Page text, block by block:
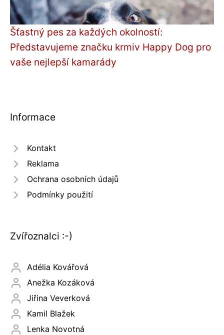
Šťastný pes za každých okolností:
Představujeme značku krmiv Happy Dog pro
vaše nejlepší kamarády
Informace
Kontakt
Reklama
Ochrana osobních údajů
Podmínky použití
Zvířoznalci :-)
Adélia Kovářová
Anežka Kozáková
Jiřina Veverková
Kamil Blažek
Lenka Novotná